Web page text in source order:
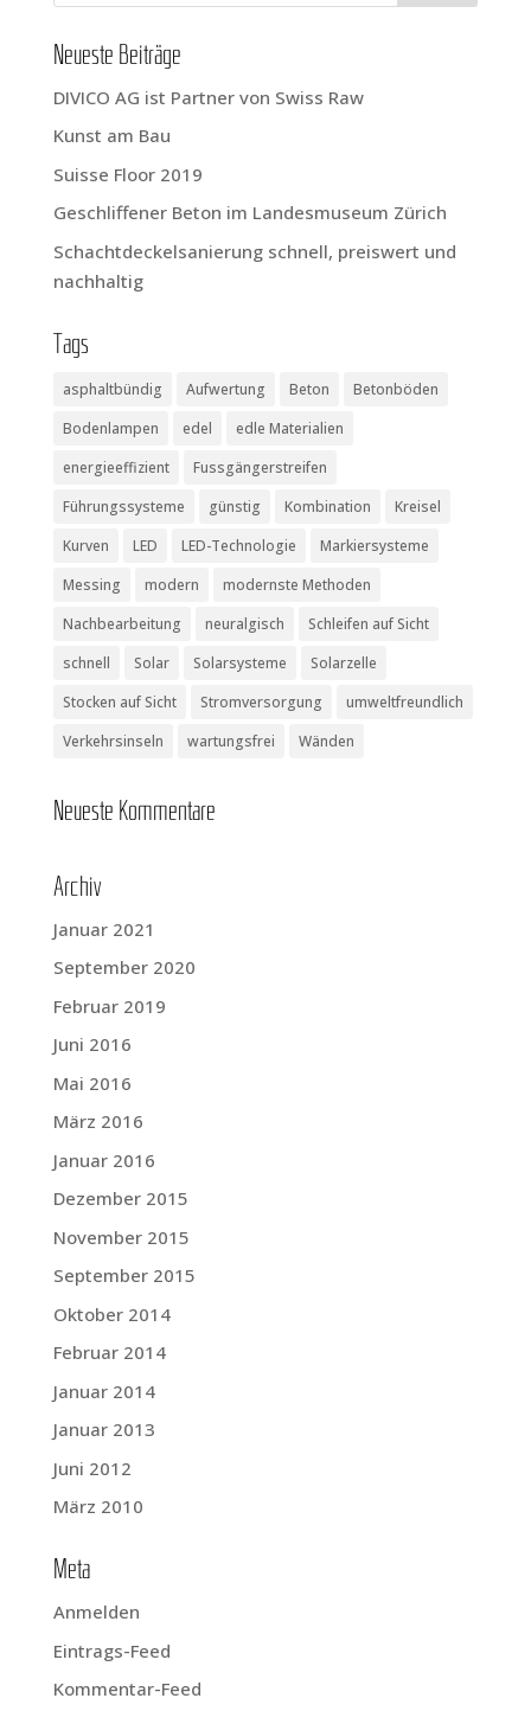
Neu­es­te Beiträge
DIVICO AG ist Part­ner von Swiss Raw
Kunst am Bau
Suis­se Flo­or 2019
Geschlif­fe­ner Beton im Lan­des­mu­se­um Zürich
Schacht­de­ckel­sa­nie­rung schnell, preis­wert und
nachhaltig
Tags
asphaltbündig Aufwertung Beton
Betonböden
Bodenlampen
edel
edle Materialien
energieeffizient
Fussgängerstreifen
Führungssysteme
günstig Kombination
Kreisel
Kurven
LED LED-Technologie
Markiersysteme
Messing
modern
modernste Methoden
Nachbearbeitung
neuralgisch
Schleifen auf Sicht
schnell
Solar Solarsysteme
Solarzelle
Stocken auf Sicht
Stromversorgung
umweltfreundlich
Verkehrsinseln
wartungsfrei Wänden
Neu­es­te Kommentare
Archiv
Januar 2021
September 2020
Februar 2019
Juni 2016
Mai 2016
März 2016
Januar 2016
Dezember 2015
November 2015
September 2015
Oktober 2014
Februar 2014
Januar 2014
Januar 2013
Juni 2012
März 2010
Meta
Anmelden
Eintrags-Feed
Kommentar-Feed